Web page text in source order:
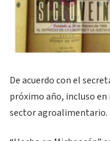
De acuerdo con el
próximo año, incluso
sector agroalimentario.